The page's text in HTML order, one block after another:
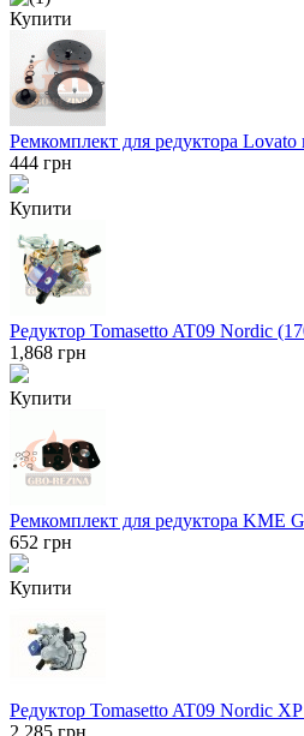
Купити
Ремкомплект для редуктора
444 грн
Купити
Редуктор Tomasetto AT09 Nordic
1,868 грн
Купити
Ремкомплект для редуктора KME
652 грн
Купити
Редуктор Tomasetto AT09 Nordic